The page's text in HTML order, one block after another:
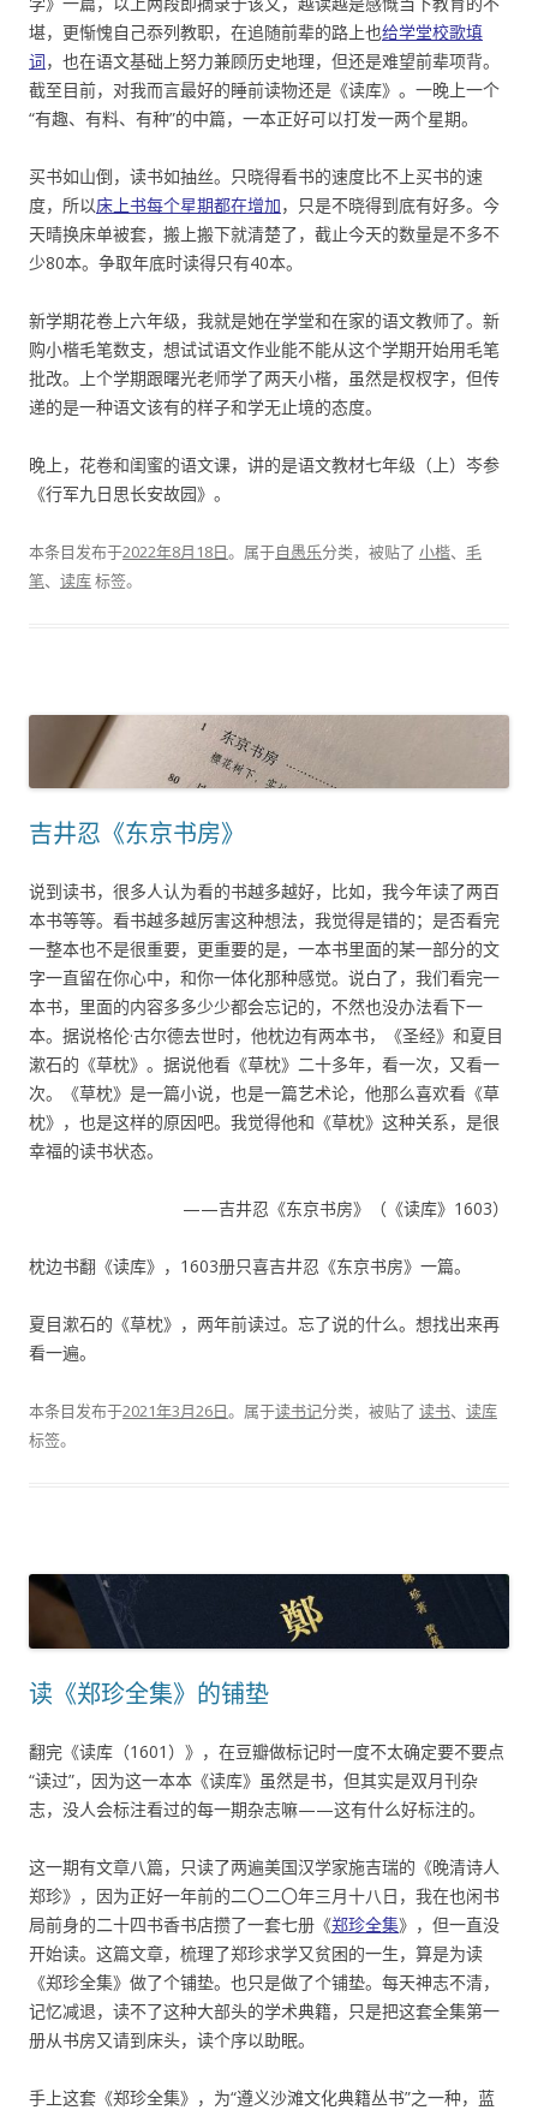
堪，更惭愧自己忝列教职，在追随前辈的路上也给学堂校歌填
词，也在语文基础上努力兼顾历史地理，但还是难望前辈项背。
截至目前，对我而言最好的睡前读物还是《读库》。一晚上一个
“有趣、有料、有种”的中篇，一本正好可以打发一两个星期。
买书如山倒，读书如抽丝。只晓得看书的速度比不上买书的速
度，所以床上书每个星期都在增加，只是不晓得到底有好多。今
天晴换床单被套，搬上搬下就清楚了，截止今天的数量是不多不
少80本。争取年底时读得只有40本。
新学期花卷上六年级，我就是她在学堂和在家的语文教师了。新
购小楷毛笔数支，想试试语文作业能不能从这个学期开始用毛笔
批改。上个学期跟曙光老师学了两天小楷，虽然是杈杈字，但传
递的是一种语文该有的样子和学无止境的态度。
晚上，花卷和闺蜜的语文课，讲的是语文教材七年级（上）岑参
《行军九日思长安故园》。
本条目发布于2022年8月18日。属于自愚乐分类，被贴了 小楷、 毛
笔、 读库标签。
吉井忍《东京书房》
说到读书，很多人认为看的书越多越好，比如，我今年读了两百
本书等等。看书越多越厉害这种想法，我觉得是错的；是否看完
一整本也不是很重要，更重要的是，一本书里面的某一部分的文
字一直留在你心中，和你一体化那种感觉。说白了，我们看完一
本书，里面的内容多多少少都会忘记的，不然也没办法看下一
本。据说格伦·古尔德去世时，他枕边有两本书，《圣经》和夏目
漱石的《草枕》。据说他看《草枕》二十多年，看一次，又看一
次。《草枕》是一篇小说，也是一篇艺术论，他那么喜欢看《草
枕》，也是这样的原因吧。我觉得他和《草枕》这种关系，是很
幸福的读书状态。
——吉井忍《东京书房》（《读库》1603）
枕边书翻《读库》，1603册只喜吉井忍《东京书房》一篇。
夏目漱石的《草枕》，两年前读过。忘了说的什么。想找出来再
看一遍。
本条目发布于2021年3月26日。属于读书记分类，被贴了 读书、 读库
标签。
读《郑珍全集》的铺垫
翻完《读库（1601）》，在豆瓣做标记时一度不太确定要不要点
“读过”，因为这一本本《读库》虽然是书，但其实是双月刊杂
志，没人会标注看过的每一期杂志嘛——这有什么好标注的。
这一期有文章八篇，只读了两遍美国汉学家施吉瑞的《晚清诗人
郑珍》，因为正好一年前的二〇二〇年三月十八日，我在也闲书
局前身的二十四书香书店攒了一套七册《郑珍全集》，但一直没
开始读。这篇文章，梳理了郑珍求学又贫困的一生，算是为读
《郑珍全集》做了个铺垫。也只是做了个铺垫。每天神志不清，
记忆减退，读不了这种大部头的学术典籍，只是把这套全集第一
册从书房又请到床头，读个序以助眠。
手上这套《郑珍全集》，为“遵义沙滩文化典籍丛书”之一种，蓝